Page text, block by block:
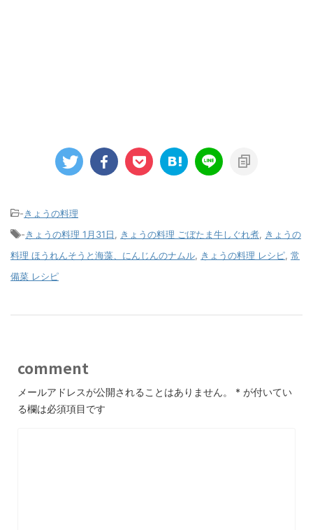
-きょうの料理
-きょうの料理 1月31日 きょうの料理 ごぼたま牛しぐれ煮
きょうの
料理 ほうれんそうと海藻、にんじんのナムル
きょうの料理 レシピ 常
備菜 レシピ
comment
メールアドレスが公開されることはありません。 * が付いてい
る欄は必須項目です